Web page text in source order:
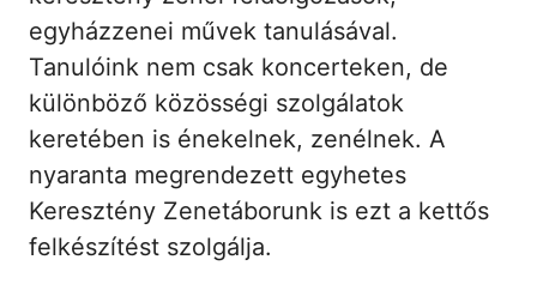
egyházzenei művek tanulásával.
Tanulóink nem csak koncerteken, de
különböző közösségi szolgálatok
keretében is énekelnek, zenélnek. A
nyaranta megrendezett egyhetes
Keresztény Zenetáborunk is ezt a kettős
felkészítést szolgálja.